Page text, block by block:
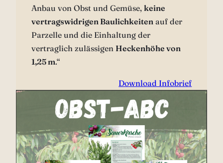
Anbau von Obst und Gemüse, keine
vertragswidrigen Baulichkeiten auf der
Parzelle und die Einhaltung der
vertraglich zulässigen Heckenhöhe von
1,25 m.“
Download Infobrief